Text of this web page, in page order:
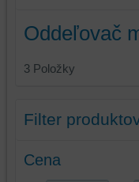
Oddeľovač
3 Položky
Filter
Cena